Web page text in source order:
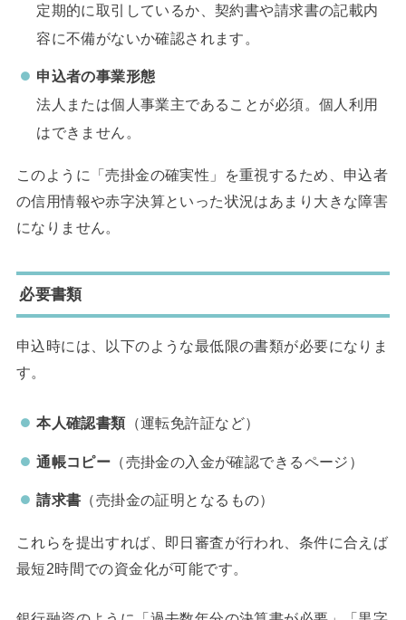
定期的に取引しているか、契約書や請求書の記載内
容に不備がないか確認されます。
申込者の事業形態
法人または個人事業主であることが必須。個人利用
はできません。
このように「売掛金の確実性」を重視するため、申込者
の信用情報や赤字決算といった状況はあまり大きな障害
になりません。
必要書類
申込時には、以下のような最低限の書類が必要になりま
す。
本人確認書類 （運転免許証など）
通帳コピー （売掛金の入金が確認できるページ）
請求書 （売掛金の証明となるもの）
これらを提出すれば、即日審査が行われ、条件に合えば
最短2時間での資金化が可能です。